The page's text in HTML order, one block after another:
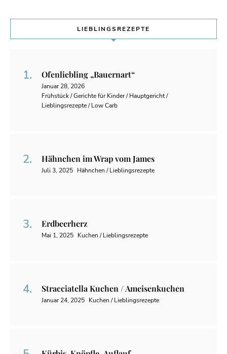
LIEBLINGSREZEPTE
Ofenliebling „Bauernart“
Januar 28, 2026
Frühstück / Gerichte für Kinder / Hauptgericht /
Lieblingsrezepte / Low Carb
Hähnchen im Wrap vom James
Juli 3, 2025 Hähnchen / Lieblingsrezepte
Erdbeerherz
Mai 1, 2025 Kuchen / Lieblingsrezepte
Stracciatella Kuchen / Ameisenkuchen
Januar 24, 2025 Kuchen / Lieblingsrezepte